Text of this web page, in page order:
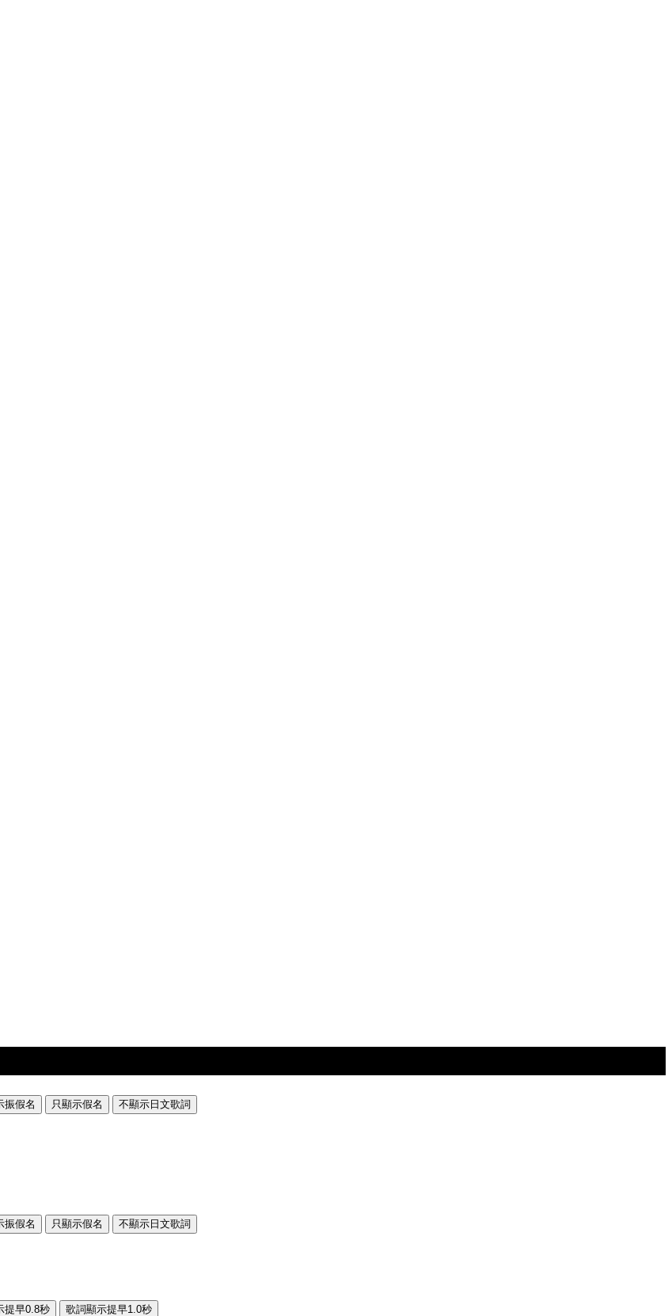
振假名 只顯示假名
不顯示日文歌詞
振假名 只顯示假名
不顯示日文歌詞
提早0.8秒 歌詞顯示提早1.0秒